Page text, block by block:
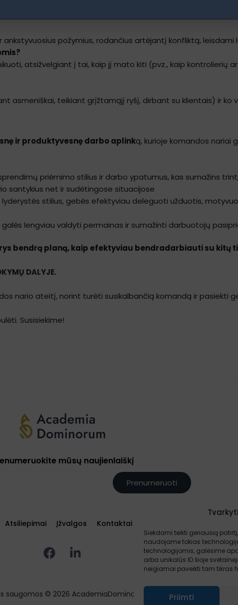
Siekdami teikti geriausią
naudojame tokias
technologijomis, galėsime
arba unikalūs ID šioje
neigiamai paveikti tam tikras
Priimti
ir greitai, o gal įsigilindami ir sistemingai), pritaikant
požymius, rodančius artėjantį konfliktą, leisdami
atsižvelgiant į tai, kaip jį mato kiti (pvz., kaip kontrolierių
asmeniškai, teikiant grįžtamąjį ryšį, dirbant su klientais) ir ko
ir produktyvesnę darbo aplinką, kurioje komandos nariai
priėmimo stilius ir darbo ypatumus, kas sumažins
santykius net ir sudėtingose situacijose
stilius, gebės efektyviau deleguoti užduotis,
lengviau valdyti permainas ir sumažinti darbuotojų
bendrą planą, kaip efektyviau bendradarbiauti su kitų
DALYJE.
nario ateitį, norint turėti susikalbančią komandą ir pasiekti
Susisiekime!
mūsų naujienlaiškį
Prenumeruoti
Atsiliepimai Įžvalgos Kontaktai
saugomos © 2026 AcademiaDominorum.eu